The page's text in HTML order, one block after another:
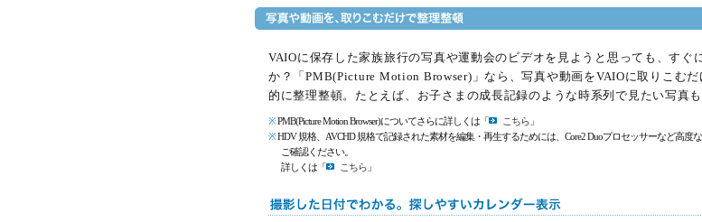
VAIOに保存した家族旅行の写真や運動会のビデオを見ようと思っても、すぐ
か？「PMB(Picture Motion Browser)」なら、写真や動画をVAIOに取りこむ
的に整理整頓。たとえば、お子さまの成長記録のような時系列で見たい写真
※PMB(Picture Motion Browser)についてさらに詳しくは「 こちら 」
※HDV 規格、AVCHD 規格で記録された素材を編集・再生するためには、Core2 Duoプロセッサーなど高
ご確認ください。
詳しくは「
こちら」